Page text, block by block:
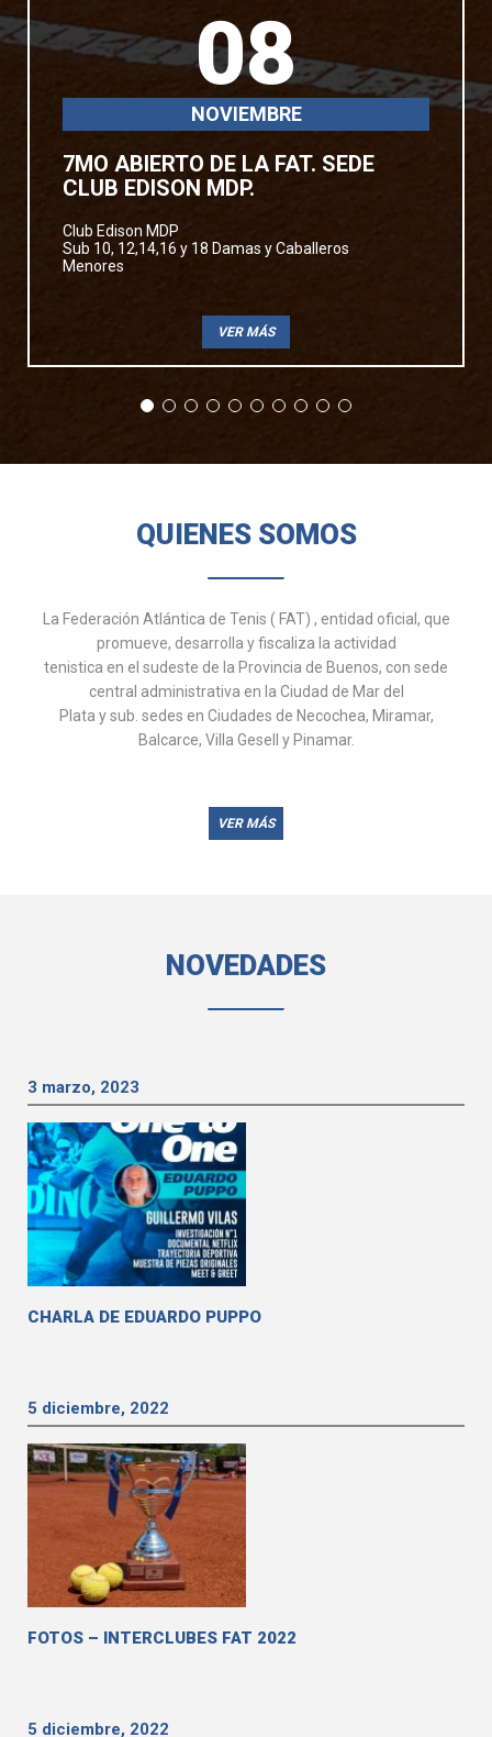
08
NOVIEMBRE
7MO ABIERTO DE LA FAT. SEDE
CLUB EDISON MDP.
Club Edison MDP
Sub 10, 12,14,16 y 18 Damas y Caballeros
Menores
VER MÁS
QUIENES SOMOS
La Federación Atlántica de Tenis ( FAT) , entidad oficial, que
promueve, desarrolla y fiscaliza la actividad
tenistica en el sudeste de la Provincia de Buenos, con sede
central administrativa en la Ciudad de Mar del
Plata y sub. sedes en Ciudades de Necochea, Miramar,
Balcarce, Villa Gesell y Pinamar.
VER MÁS
NOVEDADES
3 marzo, 2023
CHARLA DE EDUARDO PUPPO
5 diciembre, 2022
FOTOS – INTERCLUBES FAT 2022
5 diciembre, 2022